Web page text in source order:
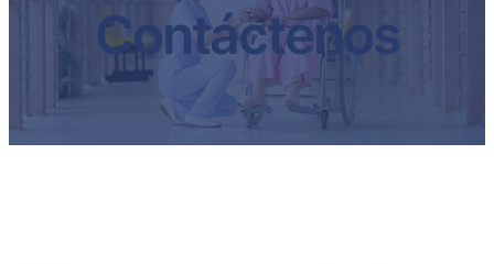
Contáctenos